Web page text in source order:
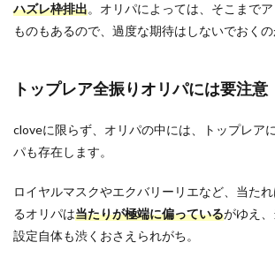
ハズレ枠排出。オリパによっては、そこまで
ものもあるので、過度な期待はしないでおくの
トップレア全振りオリパには要注意
cloveに限らず、オリパの中には、トップレア
パも存在します。
ロイヤルマスクやエクバリーリエなど、当た
るオリパは当たりが極端に偏っているがゆえ、
設定自体も渋くおさえられがち。